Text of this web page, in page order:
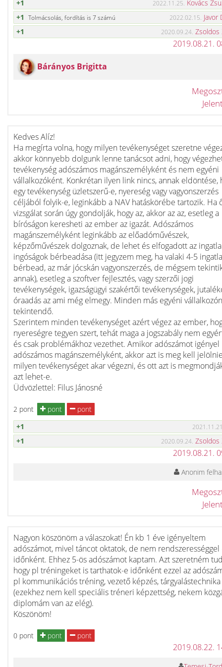
+1
2022.11.25. Kovács
+1
Tolmácsolás, fordítás is 7 számú 2022.02.15. Javor
+1
2020.09.24. Zsoldos
2019.08.21.
Bárányos Brigitta
Kedves Alíz!
Ha megírta volna, hogy milyen tevékenységet szeretne
akkor könnyebb dolgunk lenne tanácsot adni, hogy
tevékenység adószámos magánszemélyként és nem egyéni
vállalkozóként. Konkrétan ilyen link nincs, annak eldöntése,
egy tevékenység üzletszerű-e, nyereség vagy vagyonszerzés
céljából folyik-e, leginkább a NAV hatáskörébe tartozik. Ha
vizsgálat során úgy gondolják, hogy az, akkor az az, esetleg a
bíróságon keresheti az ember az igazát. Adószámos
magánszemélyként leginkább az előadóművészek,
képzőművészek dolgoznak, de lehet és elfogadott az
ingóságok bérbeadása (itt jegyzem meg, ha valaki 4-5
bérbead, az már jócskán vagyonszerzés, de mégsem
annak), esetleg a szoftver fejlesztés, vagy szerzői jogi
tevékenységek, igazságügyi szakértői tevékenységek,
óraadás az ami még elmegy. Minden más egyéni
tekintendő.
Szerintem minden tevékenységet azért végez az ember,
nyereségre tegyen szert, tehát maga a jogszabály nem
és csak problémákhoz vezethet. Amikor adószámot igényel
adószámos magánszemélyként, akkor azt is meg kell
milyen tevékenységet akar végezni, és ott azt is
azt lehet-e.
Üdvözlettel: Filus Jánosné
2 pont pont
pont
+1
+1 2020.09.24. Zsoldos
2019.08.21.
Anonim
Nagyon köszönöm a válaszokat! Én kb 1 éve igényeltem
adószámot, mivel táncot oktatok, de nem rendszerességgel
időnként. Ehhez 5-ös adószámot kaptam. Azt szeretném
hogy pl tréningeket is tarthatok-e időnként ezzel az
pl kommunikációs tréning, vezető képzés,
(ezekhez nem kell speciális tréneri képzettség, nekem
diplomám van az elég).
Köszönöm!
0 pont pont pont
2019.08.22.